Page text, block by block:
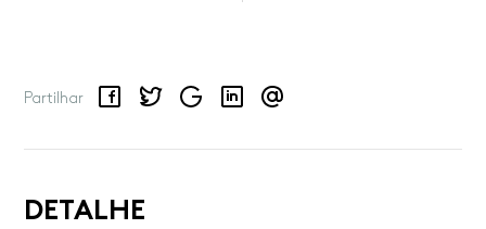
Partilhar
FacebookTwitterGoogle LinkedInEmail
DETALHE